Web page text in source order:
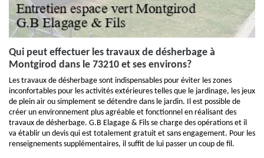
Qui peut effectuer les travaux de désherbage à
Montgirod dans le 73210 et ses environs?
Les travaux de désherbage sont indispensables pour éviter les zones
inconfortables pour les activités extérieures telles que le jardinage, les jeux
de plein air ou simplement se détendre dans le jardin. Il est possible de
créer un environnement plus agréable et fonctionnel en réalisant des
travaux de désherbage. G.B Elagage & Fils se charge des opérations et il
va établir un devis qui est totalement gratuit et sans engagement. Pour les
renseignements supplémentaires, il suffit de lui passer un coup de fil.